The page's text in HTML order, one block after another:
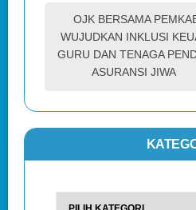
OJK BERSAMA
WUJUDKAN INKLUSI
GURU DAN TENAGA
ASURANSI JIWA